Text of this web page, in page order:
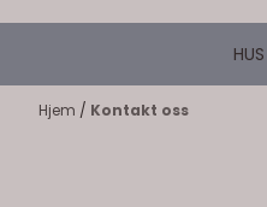
Hjem / Kontakt oss